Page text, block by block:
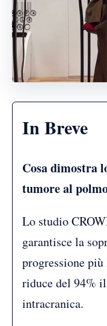
In Breve
Cosa dimostra
tumore al
Lo studio
garantisce la
progressione
riduce del 94%
intracranica.